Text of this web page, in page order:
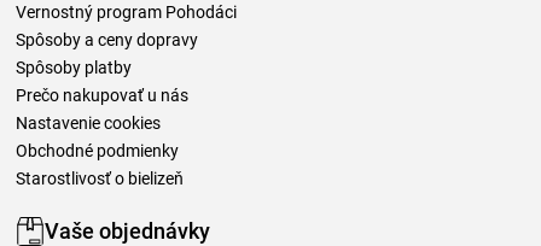
Vernostný program Pohodáci
Spôsoby a ceny dopravy
Spôsoby platby
Prečo nakupovať u nás
Nastavenie cookies
Obchodné podmienky
Starostlivosť o bielizeň
Vaše objednávky